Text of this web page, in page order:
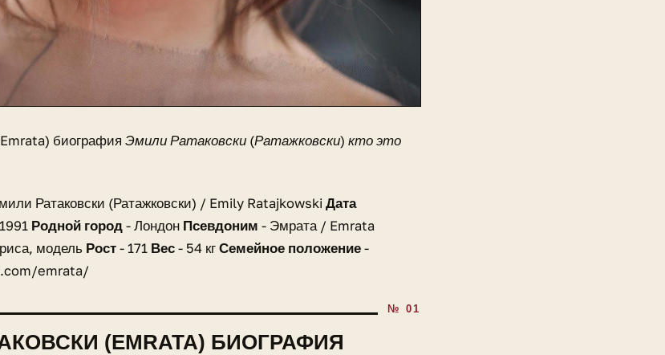
биография Эмили Ратаковски (Ратажковски) кто это
Ратаковски (Ратажковски) / Emily Ratajkowski Дата
Родной город - Лондон Псевдоним - Эмрата / Emrata
модель Рост - 171 Вес - 54 кг Семейное положение -
emrata/
(EMRATA) БИОГРАФИЯ